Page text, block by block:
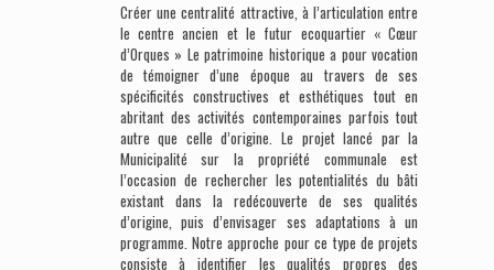
Créer une centralité attractive, à l’articulation entre
le centre ancien et le futur ecoquartier « Cœur
d’Orques » Le patrimoine historique a pour vocation
de témoigner d’une époque au travers de ses
spécificités constructives et esthétiques tout en
abritant des activités contemporaines parfois tout
autre que celle d’origine. Le projet lancé par la
Municipalité sur la propriété communale est
l’occasion de rechercher les potentialités du bâti
existant dans la redécouverte de ses qualités
d’origine, puis d’envisager ses adaptations à un
programme. Notre approche pour ce type de projets
consiste à identifier les qualités propres des